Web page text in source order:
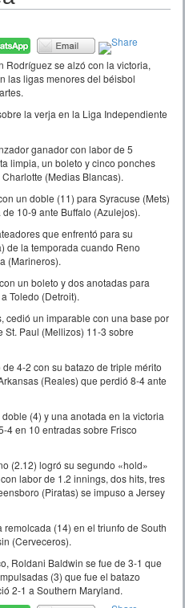
Rodríguez se alzó con la victoria,
las ligas menores del béisbol
la verja en la Liga Independiente
ganador con labor de 5
limpia, un boleto y cinco ponches
(Medias Blancas).
un doble (11) para Syracuse (Mets)
10-9 ante Buffalo (Azulejos).
que enfrentó para su
de la temporada cuando Reno
(Marineros).
un boleto y dos anotadas para
Toledo (Detroit).
cedió un imparable con una base por
Paul (Mellizos) 11-3 sobre
4-2 con su batazo de triple mérito
(Reales) que perdió 8-4 ante
(4) y una anotada en la victoria
4 en 10 entradas sobre Frisco
(2.12) logró su segundo «hold»
labor de 1.2 innings, dos hits, tres
(Piratas) se impuso a Jersey
(14) en el triunfo de South
(Cerveceros).
Roldani Baldwin se fue de 3-1 que
(3) que fue el batazo
2-1 a Southern Maryland.